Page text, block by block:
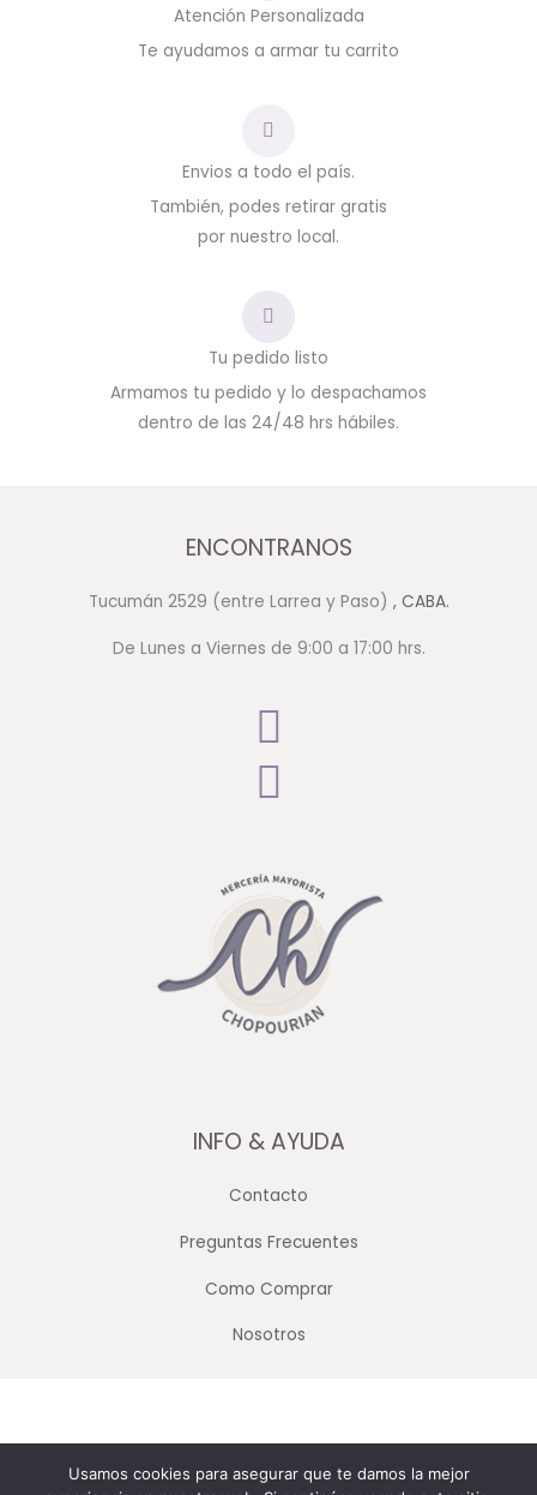
Atención Personalizada
Te ayudamos a armar tu carrito
Envios a todo el país.
También, podes retirar gratis
por nuestro local.
Tu pedido listo
Armamos tu pedido y lo despachamos
dentro de las 24/48 hrs hábiles.
ENCONTRANOS
Tucumán 2529 (entre Larrea y Paso) , CABA.
De Lunes a Viernes de 9:00 a 17:00 hrs.
INFO & AYUDA
Contacto
Preguntas Frecuentes
Como Comprar
Nosotros
Usamos cookies para asegurar que te damos la mejor